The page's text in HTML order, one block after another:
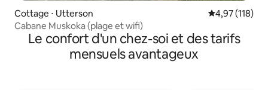
Cottage ⋅ Utterson Évaluation
4,97 (118)
Cabane Muskoka (plage et wifi)
Le confort d'un chez-soi et des tarifs
mensuels avantageux